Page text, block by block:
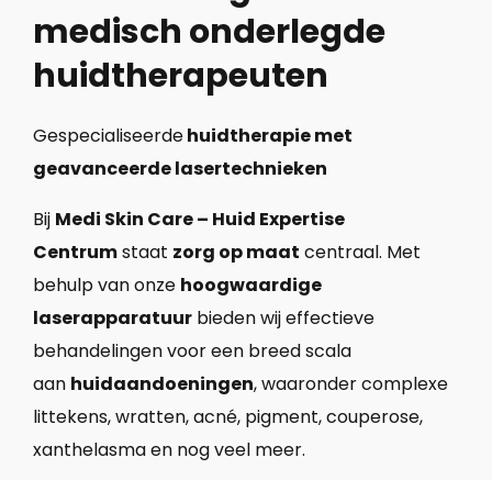
medisch onderlegde
huidtherapeuten
Gespecialiseerdehuidtherapie met
geavanceerde lasertechnieken
Bij Medi Skin Care – Huid Expertise
Centrumstaat zorg op maat centraal. Met
behulp van onze hoogwaardige
laserapparatuur bieden wij effectieve
behandelingen voor een breed scala
aan huidaandoeningen, waaronder complexe
littekens, wratten, acné, pigment, couperose,
xanthelasma en nog veel meer.